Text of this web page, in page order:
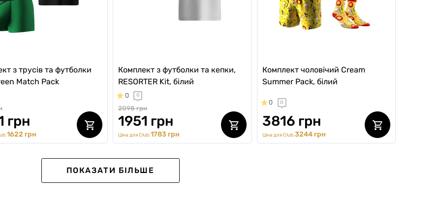
з трусів та футболки
Match Pack
грн
1622 грн
Комплект з футболки та кепки,
RESORTER Kit, білий
0 0
2098 грн
1951 грн
Ціна для Club:1783 грн
Комплект чоловічий Cream
Summer Pack, білий
0 0
3816 грн
Ціна для Club:3244 грн
ПОКАЗАТИ БІЛЬШЕ